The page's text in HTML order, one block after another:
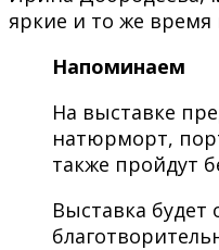
яркие и то же
Напоминаем
На выставке
натюрморт,
также пройдут
Выставка будет